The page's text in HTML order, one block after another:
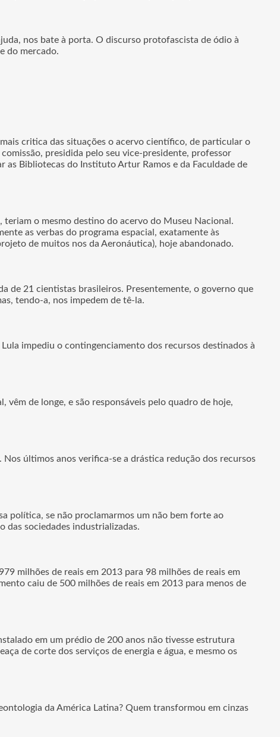
nos bate à porta. O discurso protofascista de ódio à
do mercado.
critica das situações o acervo científico, de particular o
presidida pelo seu vice-presidente, professor
Bibliotecas do Instituto Artur Ramos e da Faculdade de
o mesmo destino do acervo do Museu Nacional.
as verbas do programa espacial, exatamente às
de muitos nos da Aeronáutica), hoje abandonado.
de 21 cientistas brasileiros. Presentemente, o governo que
tendo-a, nos impedem de tê-la.
impediu o contingenciamento dos recursos destinados à
de longe, e são responsáveis pelo quadro de hoje,
últimos anos verifica-se a drástica redução dos recursos
política, se não proclamarmos um não bem forte ao
das sociedades industrializadas.
milhões de reais em 2013 para 98 milhões de reais em
caiu de 500 milhões de reais em 2013 para menos de
em um prédio de 200 anos não tivesse estrutura
de corte dos serviços de energia e água, e mesmo os
da América Latina? Quem transformou em cinzas